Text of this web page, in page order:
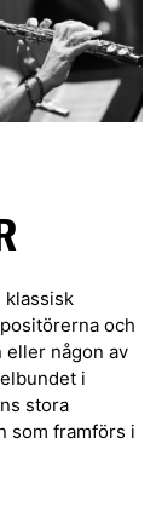
klassisk
och
eller någon av
i
stora
som framförs i